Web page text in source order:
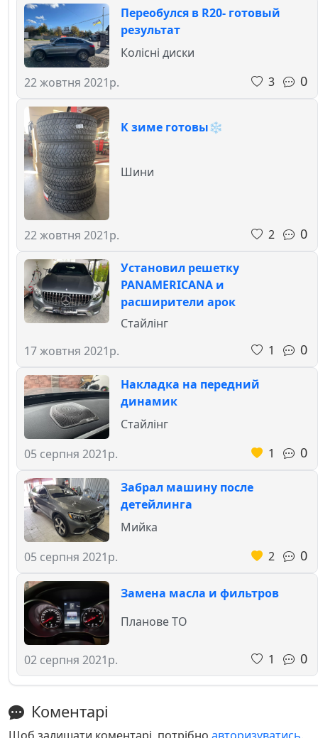
Переобулся в R20- готовый
результат
22 жовтня 2021р.
Колісні диски
3
0
К зиме готовы❄️
22 жовтня 2021р.
Шини
2 0
Установил решетку
PANAMERICANA и
расширители арок
17 жовтня 2021р.
Стайлінг
1
0
Накладка на передний
динамик
05 серпня 2021р.
Стайлінг
1
0
Забрал машину после
детейлинга
05 серпня 2021р.
Мийка
2
0
Замена масла и фильтров
02 серпня 2021р.
Планове ТО
1 0
Коментарі